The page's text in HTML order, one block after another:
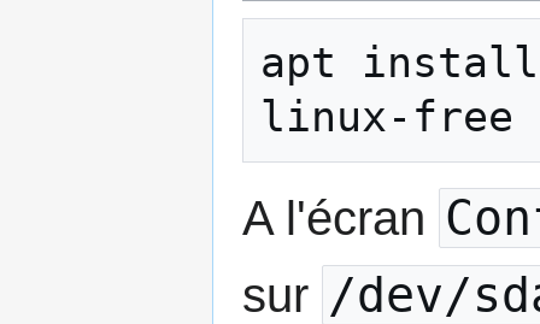
apt install
A l'écran
sur /dev/